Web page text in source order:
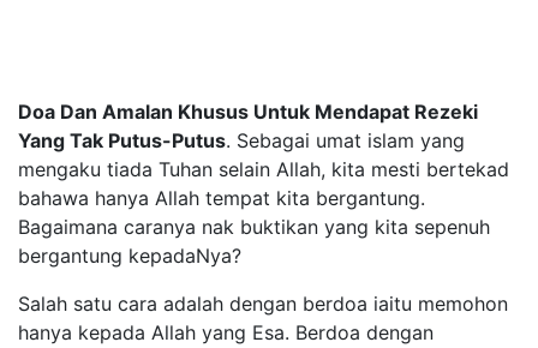
Doa Dan Amalan Khusus Untuk Mendapat Rezeki
Yang Tak Putus-Putus. Sebagai umat islam yang
mengaku tiada Tuhan selain Allah, kita mesti bertekad
bahawa hanya Allah tempat kita bergantung.
Bagaimana caranya nak buktikan yang kita sepenuh
bergantung kepadaNya?
Salah satu cara adalah dengan berdoa iaitu memohon
hanya kepada Allah yang Esa. Berdoa dengan